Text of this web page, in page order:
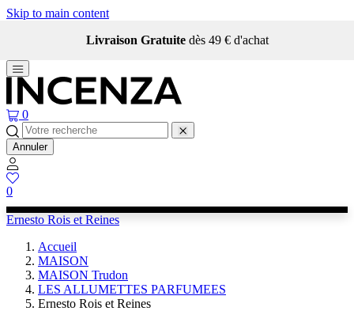
Skip to main content
Livraison Gratuite dès 49 € d'achat
0
Annuler
0
Ernesto Rois et Reines
Accueil
MAISON
MAISON Trudon
LES ALLUMETTES PARFUMEES
Ernesto Rois et Reines